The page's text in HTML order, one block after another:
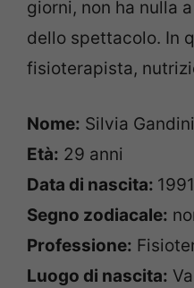
giorni, non ha nulla
dello spettacolo. In
fisioterapista,
Nome: Silvia Gandini
Età: 29 anni
Data di nascita: 1991
Segno zodiacale:
Professione:
Luogo di nascita: